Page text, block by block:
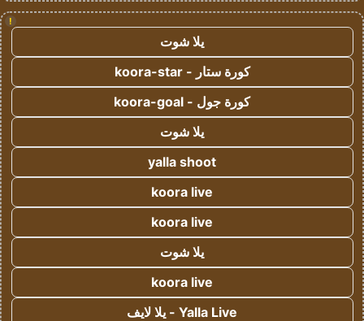
!
يلا شوت
كورة ستار - koora-star
كورة جول - koora-goal
يلا شوت
yalla shoot
koora live
koora live
يلا شوت
koora live
Yalla Live - يلا لايف